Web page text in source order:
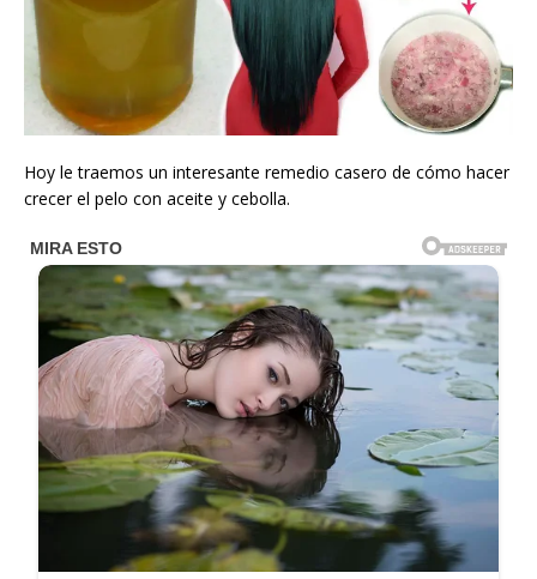
Hoy le traemos un interesante remedio casero de cómo hacer
crecer el pelo con aceite y cebolla.